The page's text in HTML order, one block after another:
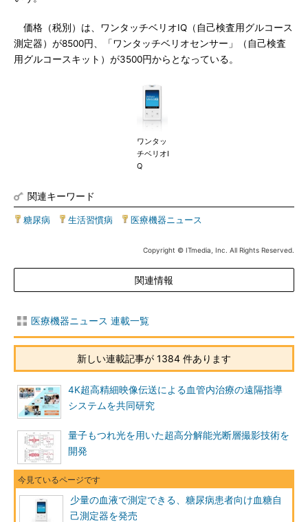
価格（税別）は、ワンタッチベリオIQ（自己検査用グルコース
測定器）が8500円、「ワンタッチベリオセンサー」（自己検査
用グルコースキット）が3500円からとなっている。
ワンタッ
チベリオI
Q
関連キーワード
糖尿病 生活習慣病 医療機器ニュース
Copyright © ITmedia, Inc. All Rights Reserved.
関連情報
医療機器ニュース 連載一覧
新しい連載記事が 1384 件あります
4K超高精細映像伝送による血管内治療の遠隔指導
システムを共同研究
量子もつれ光を用いた超高分解能光断層撮影技術を
開発
少量の血液で測定できる、糖尿病患者向け血糖自
己測定器を発売